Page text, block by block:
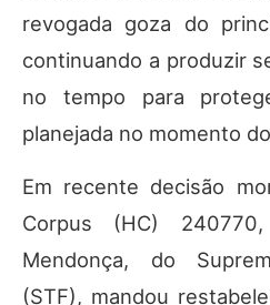
revogada goza do
continuando a produzir
no tempo para
planejada no momento
Em recente decisão
Corpus (HC)
Mendonça, do
(STF), mandou